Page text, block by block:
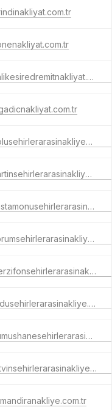
balikesiredremitnakliyat.com.tr
bolusehirlerarasinakliyeci.com.tr
bartinsehirlerarasinakliye.com.tr
kastamonusehirlerarasinakliye.com.tr
corumsehirlerarasinakliye.com.tr
merzifonsehirlerarasinakliyat.com.tr
ordusehirlerarasinakliye.com.tr
gumushanesehirlerarasinakliyat.com.tr
artvinsehirlerarasinakliye.com.tr